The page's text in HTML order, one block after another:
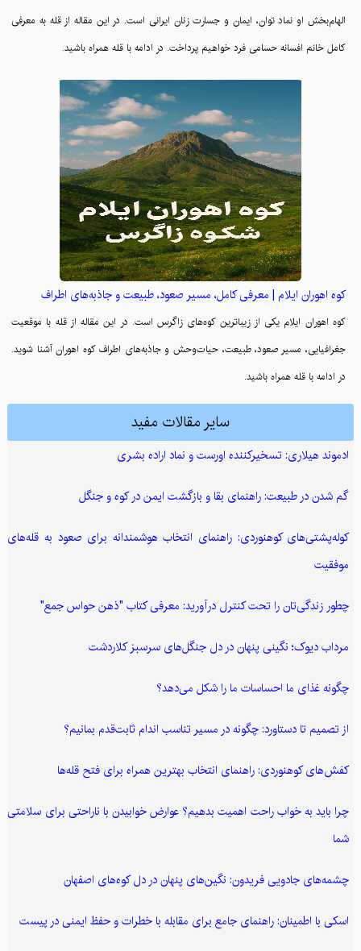
الهام‌بخش او نماد توان، ایمان و جسارت زنان ایرانی است. در این مقاله از قله به معرفی
کامل خانم افسانه حسامی فرد خواهیم پرداخت. در ادامه با قله همراه باشید.
کوه اهوران ایلام | معرفی کامل، مسیر صعود، طبیعت و جاذبه‌های اطراف
کوه اهوران ایلام یکی از زیباترین کوه‌های زاگرس است. در این مقاله از قله با موقعیت
جغرافیایی، مسیر صعود، طبیعت، حیات‌وحش و جاذبه‌های اطراف کوه اهوران آشنا شوید.
در ادامه با قله همراه باشید.
سایر مقالات مفید
ادموند هیلاری: تسخیرکننده اورست و نماد اراده بشری
گم شدن در طبیعت: راهنمای بقا و بازگشت ایمن در کوه و جنگل
کوله‌پشتی‌های کوهنوردی: راهنمای انتخاب هوشمندانه برای صعود به قله‌های
موفقیت
چطور زندگی‌تان را تحت کنترل درآورید: معرفی کتاب "ذهن حواس جمع"
مرداب دیوک؛ نگینی پنهان در دل جنگل‌های سرسبز کلاردشت
چگونه غذای ما احساسات ما را شکل می‌دهد؟
از تصمیم تا دستاورد: چگونه در مسیر تناسب اندام ثابت‌قدم بمانیم؟
کفش‌های کوهنوردی: راهنمای انتخاب بهترین همراه برای فتح قله‌ها
چرا باید به خواب راحت اهمیت بدهیم؟ عوارض خوابیدن با ناراحتی برای سلامتی
شما
چشمه‌های جادویی فریدون: نگین‌های پنهان در دل کوه‌های اصفهان
اسکی با اطمینان: راهنمای جامع برای مقابله با خطرات و حفظ ایمنی در پیست